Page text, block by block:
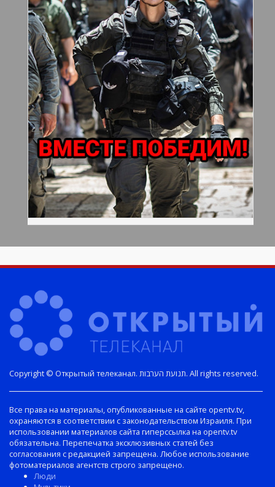
Copyright © Открытый телеканал. תנועת הערבות. All rights reserved.
Все права на материалы, опубликованные на сайте opentv.tv,
охраняются в соответствии с законодательством Израиля. При
использовании материалов сайта гиперссылка на opentv.tv
обязательна. Перепечатка эксклюзивных статей без
согласования с редакцией запрещена. Любое использование
фотоматериалов агентств строго запрещено.
Люди